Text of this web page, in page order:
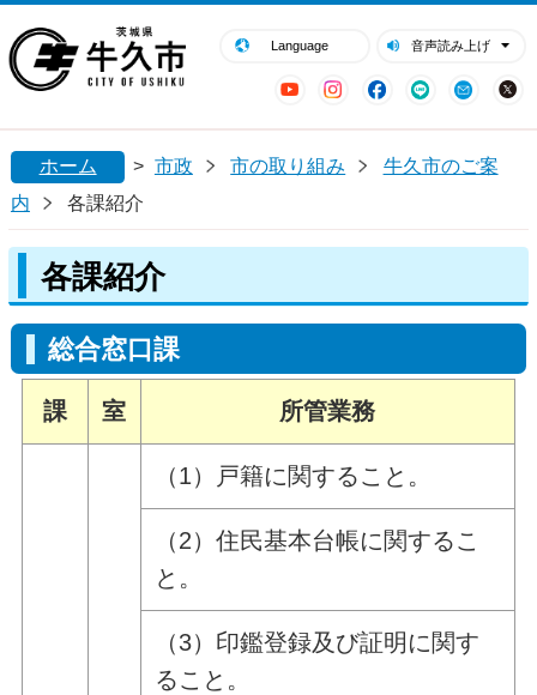
Language 音声読み上げ
YouTubeInstagram
Facebook
LINE Mail
閉じる
ホーム > 市政 市の取り組み
牛久市のご案
内
各課紹介
各課紹介
総合窓口課
課 室 所管業務
（1）戸籍に関すること。
（2）住民基本台帳に関するこ
と。
（3）印鑑登録及び証明に関す
ること。